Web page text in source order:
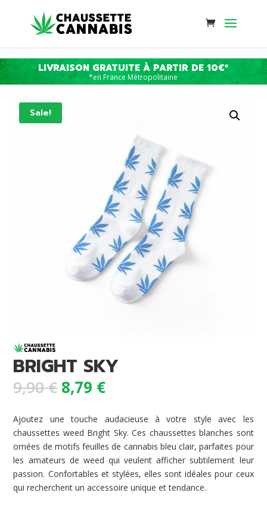
LIVRAISON GRATUITE À PARTIR DE 10€*
*en France Métropolitaine
Sale!
BRIGHT SKY
9,90€ Original
price
was:
9,90 €.
8,79 €Current
is:
8,79 €.
Ajoutez une touche audacieuse à votre style avec les
chaussettes weed Bright Sky. Ces chaussettes blanches sont
ornées de motifs feuilles de cannabis bleu clair, parfaites pour
les amateurs de weed qui veulent afficher subtilement leur
passion. Confortables et stylées, elles sont idéales pour ceux
qui recherchent un accessoire unique et tendance.